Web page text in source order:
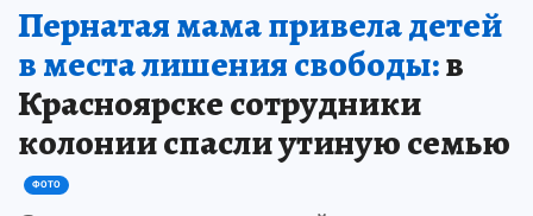
Пернатая мама привела детей
в места лишения свободы:в
Красноярске сотрудники
колонии спасли утиную семью
ФОТО